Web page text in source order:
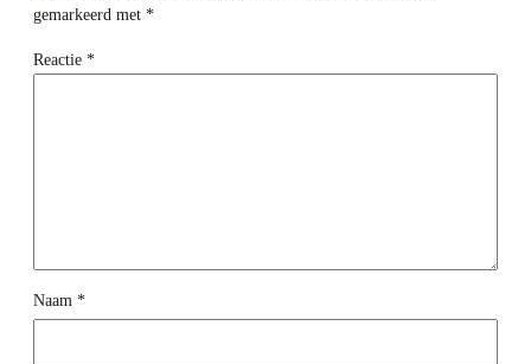
gemarkeerd met *
Reactie *
Naam *